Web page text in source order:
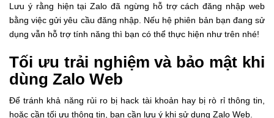
Lưu ý rằng hiện tại Zalo đã ngừng hỗ trợ cách đăng nhập web
bằng việc gửi yêu cầu đăng nhập. Nếu hệ phiên bản bạn đang sử
dụng vẫn hỗ trợ tính năng thì bạn có thể thực hiện như trên nhé!
Tối ưu trải nghiệm và bảo mật khi
dùng Zalo Web
Để tránh khả năng rủi ro bị hack tài khoản hay bị rò rỉ thông tin,
hoặc cần tối ưu thông tin, bạn cần lưu ý khi sử dụng Zalo Web.